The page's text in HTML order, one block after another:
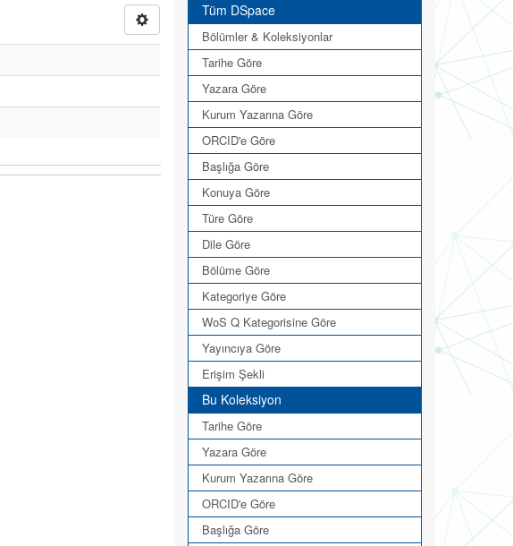
Tüm DSpace
Bölümler & Koleksiyonlar
Tarihe Göre
Yazara Göre
Kurum Yazarına Göre
ORCID'e Göre
Başlığa Göre
Konuya Göre
Türe Göre
Dile Göre
Bölüme Göre
Kategoriye Göre
WoS Q Kategorisine Göre
Yayıncıya Göre
Erişim Şekli
Bu Koleksiyon
Tarihe Göre
Yazara Göre
Kurum Yazarına Göre
ORCID'e Göre
Başlığa Göre